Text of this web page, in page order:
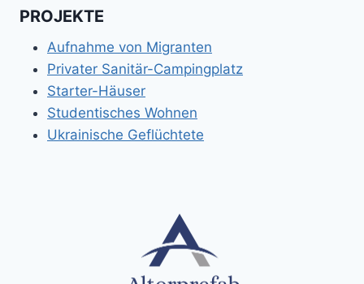
PROJEKTE
Aufnahme von Migranten
Privater Sanitär-Campingplatz
Starter-Häuser
Studentisches Wohnen
Ukrainische Geflüchtete